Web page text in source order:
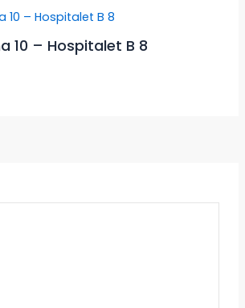
10 – Hospitalet B 8